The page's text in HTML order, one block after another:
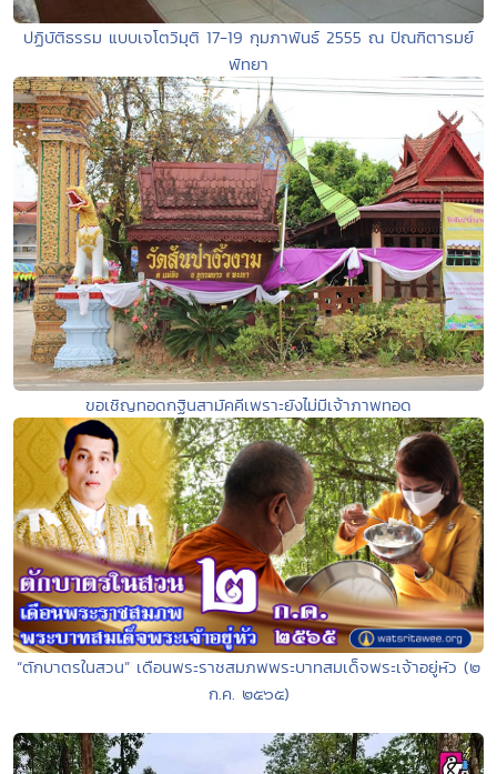
ปฏิบัติธรรม แบบเจโตวิมุติ 17-19 กุมภาพันธ์ 2555 ณ ปัณฑิตารมย์
พัทยา
ขอเชิญทอดกฐินสามัคคีเพราะยังไม่มีเจ้าภาพทอด
“ตักบาตรในสวน” เดือนพระราชสมภพพระบาทสมเด็จพระเจ้าอยู่หัว (๒
ก.ค. ๒๕๖๕)